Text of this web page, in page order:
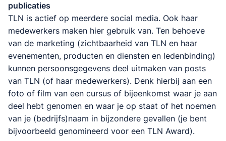
publicaties
TLN is actief op meerdere social media. Ook haar
medewerkers maken hier gebruik van. Ten behoeve
van de marketing (zichtbaarheid van TLN en haar
evenementen, producten en diensten en ledenbinding)
kunnen persoonsgegevens deel uitmaken van posts
van TLN (of haar medewerkers). Denk hierbij aan een
foto of film van een cursus of bijeenkomst waar je aan
deel hebt genomen en waar je op staat of het noemen
van je (bedrijfs)naam in bijzondere gevallen (je bent
bijvoorbeeld genomineerd voor een TLN Award).